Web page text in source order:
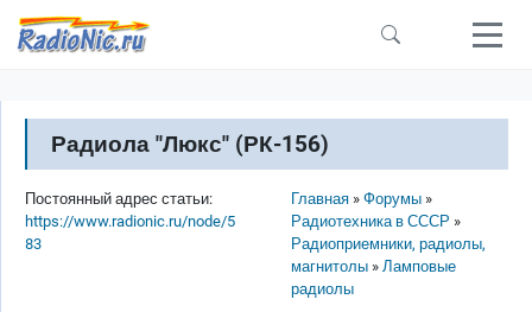
Перейти к основному содержанию
Радиола "Люкс" (РК-156)
Строка навигации
Главная
Форумы
Радиотехника в СССР
Радиоприемники, радиолы,
магнитолы
Ламповые
радиолы
Постоянный адрес статьи:
https://www.radionic.ru/node/5
83